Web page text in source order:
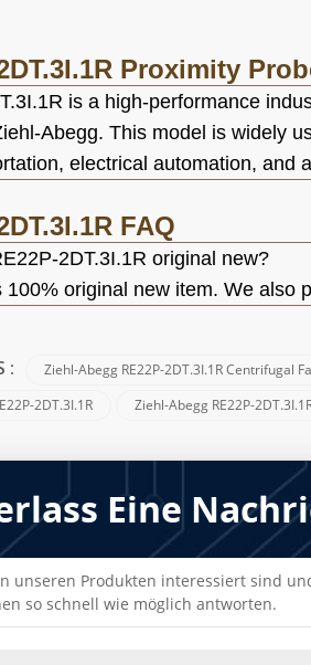
Proximity
is a high-performance
Abegg. This model is widely
electrical automation, and
FAQ
2DT.3I.1R original new?
100% original new item. We also
: Ziehl-Abegg RE22P-2DT.3I.1R Centrifugal
2DT.3I.1R
Ziehl-Abegg RE22P-
Eine
unseren Produkten interessiert sind
so schnell wie möglich antworten.